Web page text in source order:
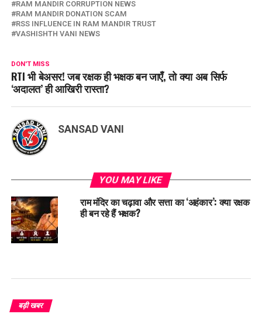
RAM MANDIR CORRUPTION NEWS
RAM MANDIR DONATION SCAM
RSS INFLUENCE IN RAM MANDIR TRUST
VASHISHTH VANI NEWS
DON'T MISS
RTI भी बेअसर! जब रक्षक ही भक्षक बन जाएँ, तो क्या अब सिर्फ
‘अदालत’ ही आखिरी रास्ता?
SANSAD VANI
YOU MAY LIKE
राम मंदिर का चढ़ावा और सत्ता का ‘अहंकार’: क्या रक्षक
ही बन रहे हैं भक्षक?
बड़ी खबर